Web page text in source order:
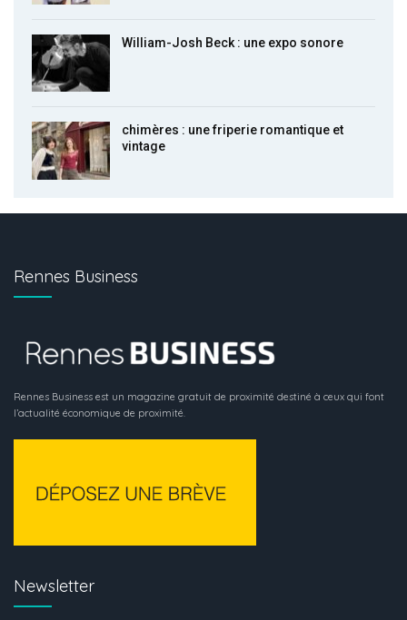
William-Josh Beck : une expo sonore
chimères : une friperie romantique et
vintage
Rennes Business
Rennes Business est un magazine gratuit de proximité destiné à ceux qui font
l’actualité économique de proximité.
Newsletter